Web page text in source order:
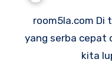
room5la.com Di tengah-tengah kehidupan
yang serba cepat
kita